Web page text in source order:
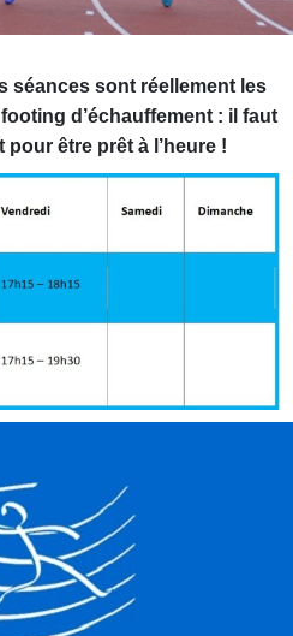
séances sont réellement les
d’échauffement : il faut
être prêt à l’heure !